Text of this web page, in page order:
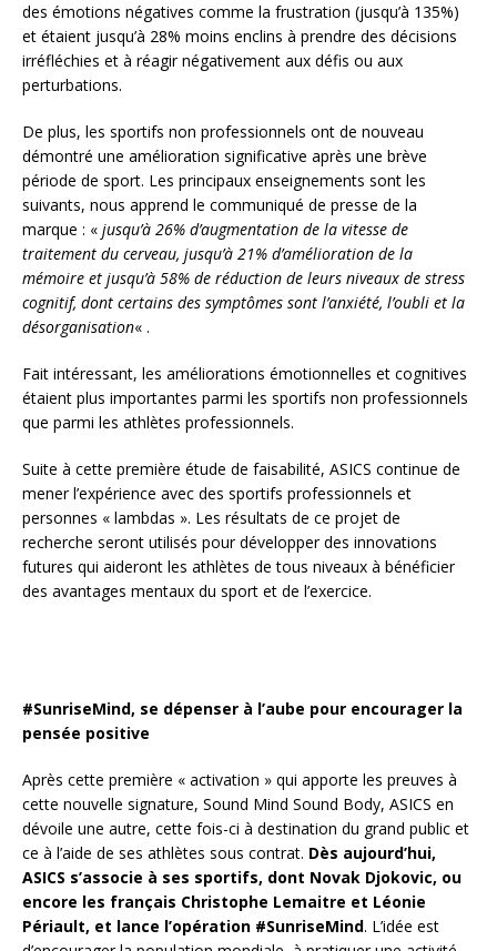
des émotions négatives comme la frustration (jusqu’à 135%)
et étaient jusqu’à 28% moins enclins à prendre des décisions
irréfléchies et à réagir négativement aux défis ou aux
perturbations.
De plus, les sportifs non professionnels ont de nouveau
démontré une amélioration significative après une brève
période de sport. Les principaux enseignements sont les
suivants, nous apprend le communiqué de presse de la
marque : « jusqu’à 26% d’augmentation de la vitesse de
traitement du cerveau, jusqu’à 21% d’amélioration de la
mémoire et jusqu’à 58% de réduction de leurs niveaux de stress
cognitif, dont certains des symptômes sont l’anxiété, l’oubli et la
désorganisation« .
Fait intéressant, les améliorations émotionnelles et cognitives
étaient plus importantes parmi les sportifs non professionnels
que parmi les athlètes professionnels.
Suite à cette première étude de faisabilité, ASICS continue de
mener l’expérience avec des sportifs professionnels et
personnes « lambdas ». Les résultats de ce projet de
recherche seront utilisés pour développer des innovations
futures qui aideront les athlètes de tous niveaux à bénéficier
des avantages mentaux du sport et de l’exercice.
#SunriseMind, se dépenser à l’aube pour encourager la
pensée positive
Après cette première « activation » qui apporte les preuves à
cette nouvelle signature, Sound Mind Sound Body, ASICS en
dévoile une autre, cette fois-ci à destination du grand public et
ce à l’aide de ses athlètes sous contrat. Dès aujourd’hui,
ASICS s’associe à ses sportifs, dont Novak Djokovic, ou
encore les français Christophe Lemaitre et Léonie
Périault, et lance l’opération #SunriseMind. L’idée est